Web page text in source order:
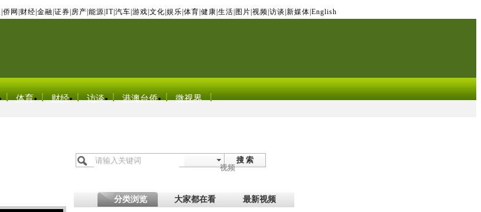
侨网 财经 金融 证券 房产 能源 IT| 汽车 游戏 文化 娱乐 体育 健康 生活 图片 视频 访谈 新媒体 English
体育 财经 访谈 港澳台侨 微视界
搜 索
视频
分类浏览 大家都在看 最新视频